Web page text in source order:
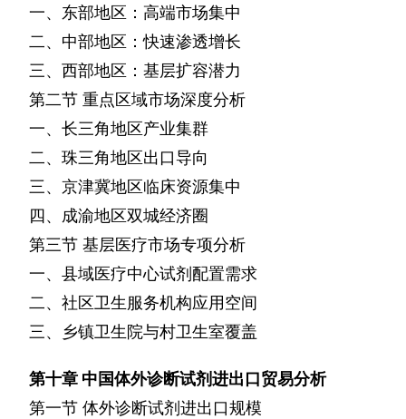
一、东部地区：高端市场集中
二、中部地区：快速渗透增长
三、西部地区：基层扩容潜力
第二节 重点区域市场深度分析
一、长三角地区产业集群
二、珠三角地区出口导向
三、京津冀地区临床资源集中
四、成渝地区双城经济圈
第三节 基层医疗市场专项分析
一、县域医疗中心试剂配置需求
二、社区卫生服务机构应用空间
三、乡镇卫生院与村卫生室覆盖
第十章 中国体外诊断试剂进出口贸易分析
第一节 体外诊断试剂进出口规模